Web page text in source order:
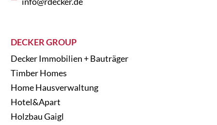
DECKER GROUP
Decker Immobilien + Bauträger
Timber Homes
Home Hausverwaltung
Hotel&Apart
Holzbau Gaigl